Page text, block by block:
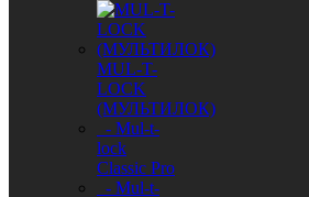
MUL-T-
LOCK
(МУЛЬТИЛОК)
- Mul-t-
lock
Classic Pro
- Mul-t-